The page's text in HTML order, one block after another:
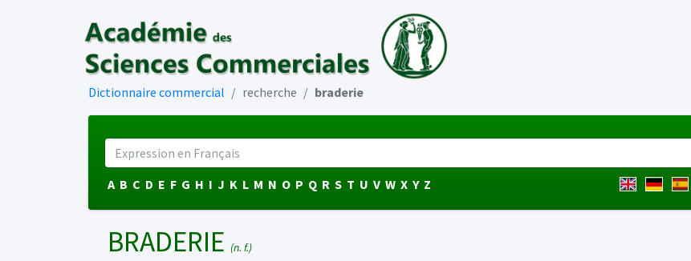
Dictionnaire commercial recherche braderie
A B C D E F G H I J K L M N O P Q R S T U V W X Y Z
BRADERIE (n. f.)